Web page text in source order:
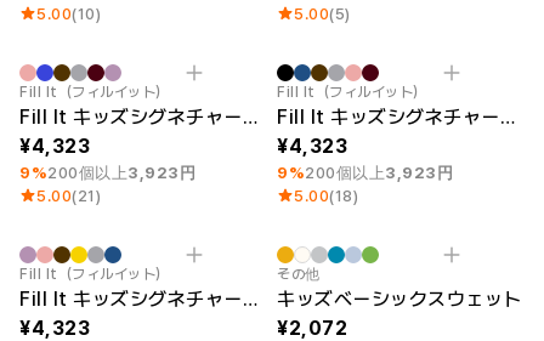
5.00(10) 5.00(5)
最小注文数量 1個
Fill It（フィルイット）
Fill It キッズシグネチャープルパーカ（M）
4,323
9%200個以上3,923円
5.00(21)
最小注文数量 1個
Fill It（フィルイット）
Fill It キッズシグネチャープルパーカ（S）
4,323
9%200個以上3,923円
5.00(18)
最小注文数量 1個
Fill It（フィルイット）
Fill It キッズシグネチャープルパーカ（L）
4,323
Category Best
その他
キッズベーシックスウェット
2,072